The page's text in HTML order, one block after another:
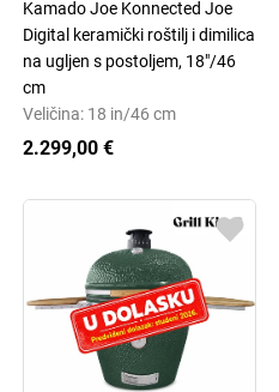
Kamado Joe Konnected Joe
Digital keramički roštilj i dimilica
na ugljen s postoljem, 18"/46
cm
Veličina: 18 in/46 cm
2.299,00 €